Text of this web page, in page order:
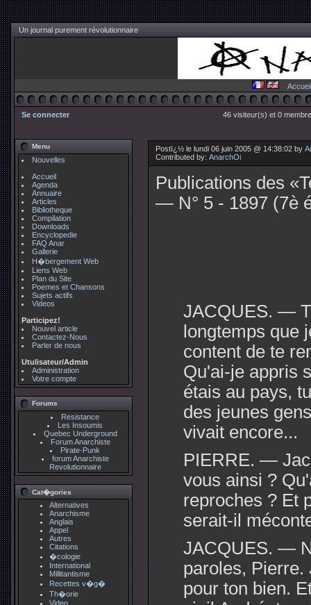
Un journal purement révolutionnaire
Accueil
Se connecter 46 visiteur(s) et 0
Menu
Nouvelles
Accueil
Agenda
Annuaire
Articles
Bibliotheque
Compilation
Downloads
Encyclopedie
FAQ Anar
Gallerie
H�bergement Web
Liens Web
Plan du Site
Poemes et Chansons
Sujets actifs
Videos
Participez!
Nouvel article
Contactez-Nous
Parler de nous
Utulisateur/Admin
Administration
Votre compte
Forums
Resistance
Les Insoumis
Quebec Underground
Forum Anarchiste
Pirate-Punk
forum Anarchiste
Revolutionnaire
Cat�gories
Alternatives
Anarchisme
Anglais
Appel
Autres
Citations
�cologie
International
Millitantisme
Recettes v�g�
Th�orie
Video
Postï¿½ le lundi 06 juin 2005 @ 14:38:02 by
Contributed by: AnarchOi
Publications des
— N° 5 - 1897 (7è
JACQUES. —
longtemps que
content de te
Qu'ai-je appris
étais au pays,
des jeunes
vivait encore...
PIERRE. —
vous ainsi ?
reproches ? Et
serait-il
JACQUES. —
paroles, Pierre.
pour ton bien.